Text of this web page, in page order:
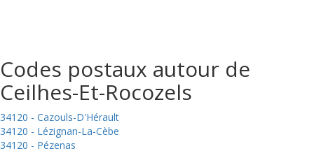
Codes postaux autour de
Ceilhes-Et-Rocozels
34120 - Cazouls-D'Hérault
34120 - Lézignan-La-Cèbe
34120 - Pézenas